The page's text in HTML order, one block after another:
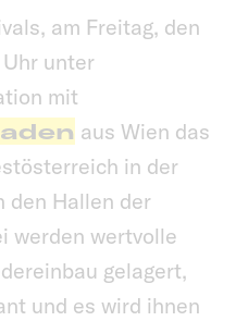
am Freitag, den
unter
mit
aus Wien das
in der
den Hallen der
werden wertvolle
gelagert,
und es wird ihnen